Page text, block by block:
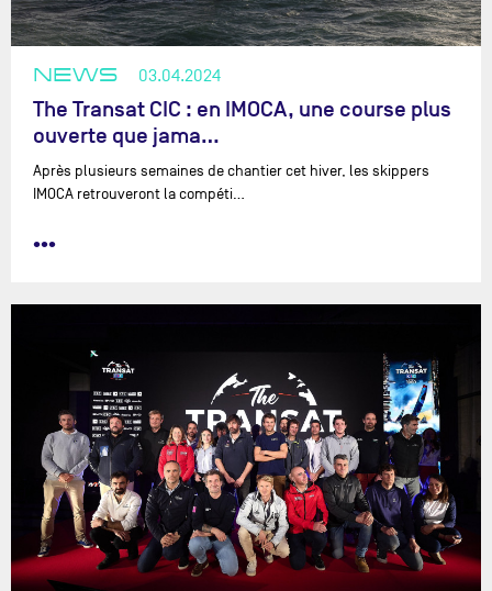
NEWS 03.04.2024
The Transat CIC : en IMOCA, une course plus
ouverte que jama…
Après plusieurs semaines de chantier cet hiver, les skippers
IMOCA retrouveront la compéti…
•••